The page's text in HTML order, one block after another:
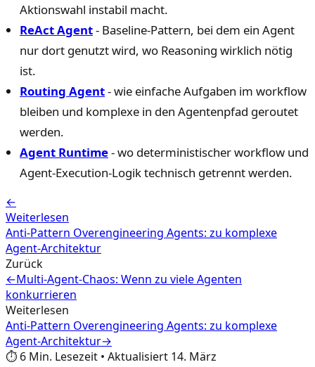
Aktionswahl instabil macht.
ReAct Agent- Baseline-Pattern, bei dem ein Agent
nur dort genutzt wird, wo Reasoning wirklich nötig
ist.
Routing Agent- wie einfache Aufgaben im workflow
bleiben und komplexe in den Agentenpfad geroutet
werden.
Agent Runtime- wo deterministischer workflow und
Agent-Execution-Logik technisch getrennt werden.
←
Weiterlesen
Anti-Pattern Overengineering Agents: zu komplexe
Agent-Architektur
Zurück
←Multi-Agent-Chaos: Wenn zu viele Agenten
konkurrieren
Weiterlesen
Anti-Pattern Overengineering Agents: zu komplexe
Agent-Architektur→
⏱️ 6 Min. Lesezeit • Aktualisiert 14. März